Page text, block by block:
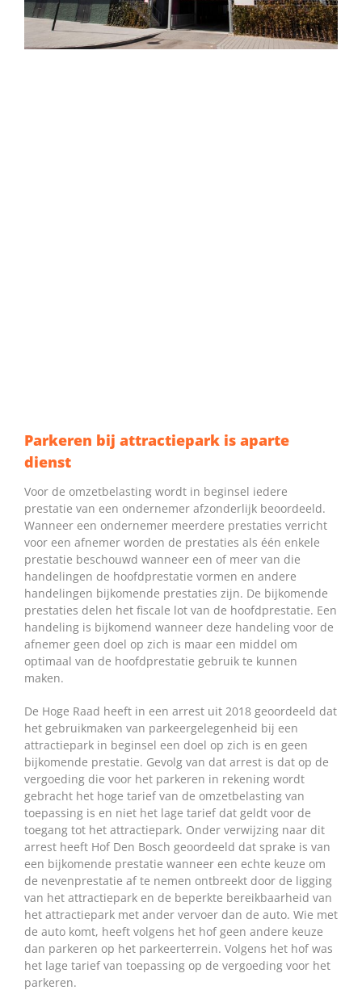
Parkeren bij attractiepark is aparte
dienst
Voor de omzetbelasting wordt in beginsel iedere
prestatie van een ondernemer afzonderlijk beoordeeld.
Wanneer een ondernemer meerdere prestaties verricht
voor een afnemer worden de prestaties als één enkele
prestatie beschouwd wanneer een of meer van die
handelingen de hoofdprestatie vormen en andere
handelingen bijkomende prestaties zijn. De bijkomende
prestaties delen het fiscale lot van de hoofdprestatie. Een
handeling is bijkomend wanneer deze handeling voor de
afnemer geen doel op zich is maar een middel om
optimaal van de hoofdprestatie gebruik te kunnen
maken.
De Hoge Raad heeft in een arrest uit 2018 geoordeeld dat
het gebruikmaken van parkeergelegenheid bij een
attractiepark in beginsel een doel op zich is en geen
bijkomende prestatie. Gevolg van dat arrest is dat op de
vergoeding die voor het parkeren in rekening wordt
gebracht het hoge tarief van de omzetbelasting van
toepassing is en niet het lage tarief dat geldt voor de
toegang tot het attractiepark. Onder verwijzing naar dit
arrest heeft Hof Den Bosch geoordeeld dat sprake is van
een bijkomende prestatie wanneer een echte keuze om
de nevenprestatie af te nemen ontbreekt door de ligging
van het attractiepark en de beperkte bereikbaarheid van
het attractiepark met ander vervoer dan de auto. Wie met
de auto komt, heeft volgens het hof geen andere keuze
dan parkeren op het parkeerterrein. Volgens het hof was
het lage tarief van toepassing op de vergoeding voor het
parkeren.